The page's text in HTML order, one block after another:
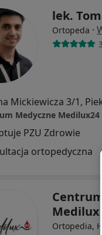
lek.
Ortopeda ·
Mickiewicza 3/1,
Medyczne Medilux24
PZU Zdrowie
ortopedyczna
Ortopedia,